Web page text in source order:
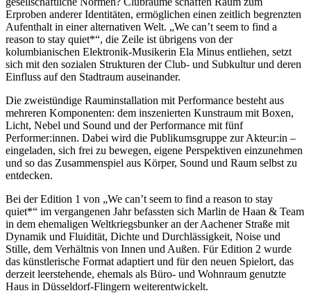
Erproben anderer Identitäten, ermöglichen einen zeitlich begrenzten
Aufenthalt in einer alternativen Welt. „We can’t seem to find a
reason to stay quiet*“, die Zeile ist übrigens von der
kolumbianischen Elektronik-Musikerin Ela Minus entliehen, setzt
sich mit den sozialen Strukturen der Club- und Subkultur und deren
Einfluss auf den Stadtraum auseinander.
Die zweistündige Rauminstallation mit Performance besteht aus
mehreren Komponenten: dem inszenierten Kunstraum mit Boxen,
Licht, Nebel und Sound und der Performance mit fünf
Performer:innen. Dabei wird die Publikumsgruppe zur Akteur:in –
eingeladen, sich frei zu bewegen, eigene Perspektiven einzunehmen
und so das Zusammenspiel aus Körper, Sound und Raum selbst zu
entdecken.
Bei der Edition 1 von „We can’t seem to find a reason to stay
quiet*“ im vergangenen Jahr befassten sich Marlin de Haan & Team
in dem ehemaligen Weltkriegsbunker an der Aachener Straße mit
Dynamik und Fluidität, Dichte und Durchlässigkeit, Noise und
Stille, dem Verhältnis von Innen und Außen. Für Edition 2 wurde
das künstlerische Format adaptiert und für den neuen Spielort, das
derzeit leerstehende, ehemals als Büro- und Wohnraum genutzte
Haus in Düsseldorf-Flingern weiterentwickelt.